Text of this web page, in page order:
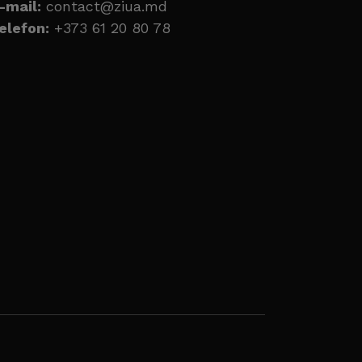
mail: contact@ziua.md
+373 61 20 80 78